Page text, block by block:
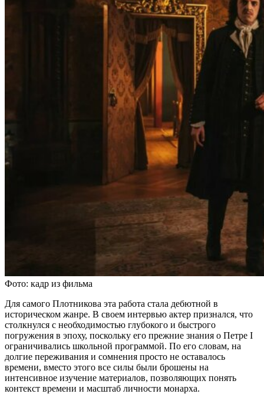
Фото: кадр из фильма
Для самого Плотникова эта работа стала дебютной в
историческом жанре. В своем интервью актер признался, что
столкнулся с необходимостью глубокого и быстрого
погружения в эпоху, поскольку его прежние знания о Петре I
ограничивались школьной программой. По его словам, на
долгие переживания и сомнения просто не оставалось
времени, вместо этого все силы были брошены на
интенсивное изучение материалов, позволяющих понять
контекст времени и масштаб личности монарха.